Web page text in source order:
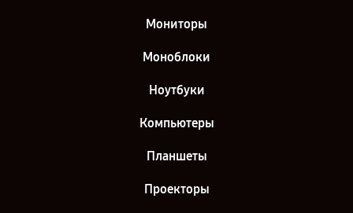
Мониторы
Моноблоки
Ноутбуки
Компьютеры
Планшеты
Проекторы